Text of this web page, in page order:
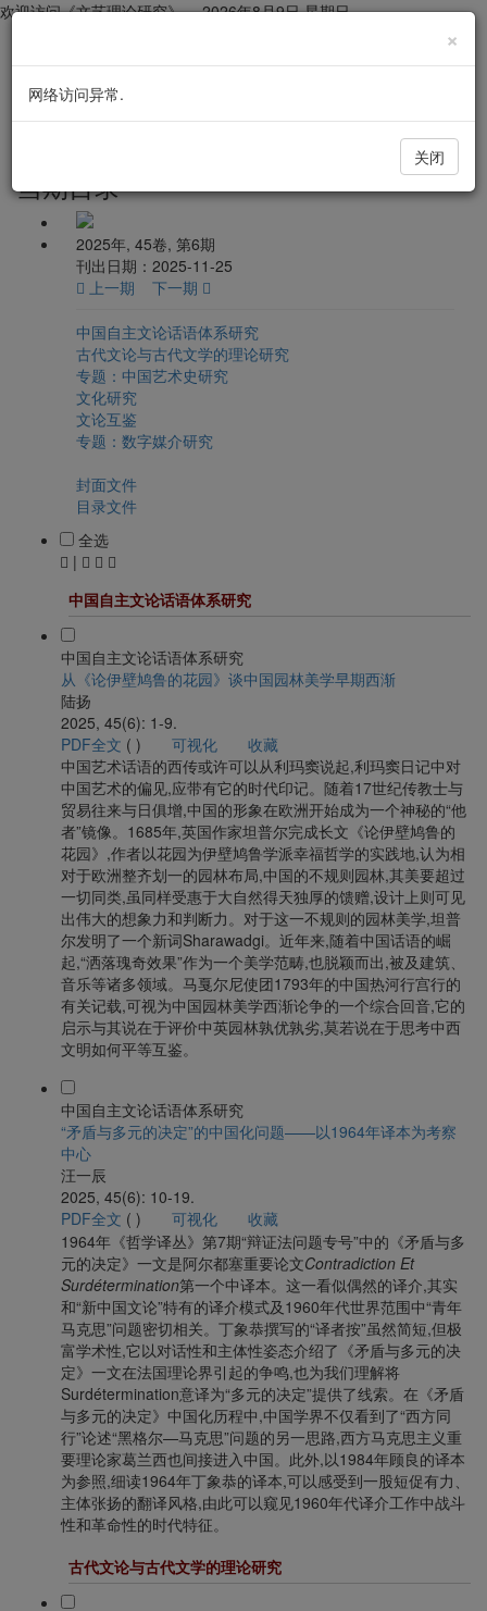
×
网络访问异常.
关闭
欢迎访问《文艺理论研究》，2026年8月9日 星期日
航
切
换
文艺理论研究
当期目录
2025年, 45卷, 第6期
刊出日期：2025-11-25
上一期
下一期
中国自主文论话语体系研究
古代文论与古代文学的理论研究
专题：中国艺术史研究
文化研究
文论互鉴
专题：数字媒介研究
封面文件
目录文件
全选
|
中国自主文论话语体系研究
中国自主文论话语体系研究
从《论伊壁鸠鲁的花园》谈中国园林美学早期西渐
陆扬
2025, 45(6): 1-9.
PDF全文 ( ) 可视化
收藏
中国艺术话语的西传或许可以从利玛窦说起,利玛窦日记中对
中国艺术的偏见,应带有它的时代印记。随着17世纪传教士与
贸易往来与日俱增,中国的形象在欧洲开始成为一个神秘的“他
者”镜像。1685年,英国作家坦普尔完成长文《论伊壁鸠鲁的
花园》,作者以花园为伊壁鸠鲁学派幸福哲学的实践地,认为相
对于欧洲整齐划一的园林布局,中国的不规则园林,其美要超过
一切同类,虽同样受惠于大自然得天独厚的馈赠,设计上则可见
出伟大的想象力和判断力。对于这一不规则的园林美学,坦普
尔发明了一个新词Sharawadgi。近年来,随着中国话语的崛
起,“洒落瑰奇效果”作为一个美学范畴,也脱颖而出,被及建筑、
音乐等诸多领域。马戛尔尼使团1793年的中国热河行宫行的
有关记载,可视为中国园林美学西渐论争的一个综合回音,它的
启示与其说在于评价中英园林孰优孰劣,莫若说在于思考中西
文明如何平等互鉴。
中国自主文论话语体系研究
“矛盾与多元的决定”的中国化问题——以1964年译本为考察
中心
汪一辰
2025, 45(6): 10-19.
PDF全文 ( ) 可视化
收藏
1964年《哲学译丛》第7期“辩证法问题专号”中的《矛盾与多
元的决定》一文是阿尔都塞重要论文Contradiction Et
Surdétermination第一个中译本。这一看似偶然的译介,其实
和“新中国文论”特有的译介模式及1960年代世界范围中“青年
马克思”问题密切相关。丁象恭撰写的“译者按”虽然简短,但极
富学术性,它以对话性和主体性姿态介绍了《矛盾与多元的决
定》一文在法国理论界引起的争鸣,也为我们理解将
Surdétermination意译为“多元的决定”提供了线索。在《矛盾
与多元的决定》中国化历程中,中国学界不仅看到了“西方同
行”论述“黑格尔—马克思”问题的另一思路,西方马克思主义重
要理论家葛兰西也间接进入中国。此外,以1984年顾良的译本
为参照,细读1964年丁象恭的译本,可以感受到一股短促有力、
主体张扬的翻译风格,由此可以窥见1960年代译介工作中战斗
性和革命性的时代特征。
古代文论与古代文学的理论研究